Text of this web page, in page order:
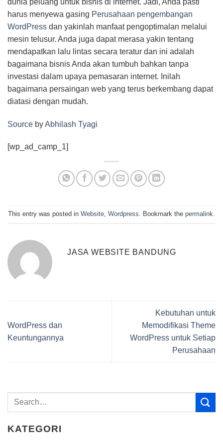
harus menyewa gasing Perusahaan pengembangan
WordPress dan yakinlah manfaat pengoptimalan melalui
mesin telusur. Anda juga dapat merasa yakin tentang
mendapatkan lalu lintas secara teratur dan ini adalah
bagaimana bisnis Anda akan tumbuh bahkan tanpa
investasi dalam upaya pemasaran internet. Inilah
bagaimana persaingan web yang terus berkembang dapat
diatasi dengan mudah.
Source byAbhilash Tyagi
[wp_ad_camp_1]
This entry was posted in Website Wordpress . Bookmark the permalink
JASA WEBSITE BANDUNG
WordPress dan
Keuntungannya
Kebutuhan untuk
Memodifikasi Theme
WordPress untuk Setiap
Perusahaan
KATEGORI